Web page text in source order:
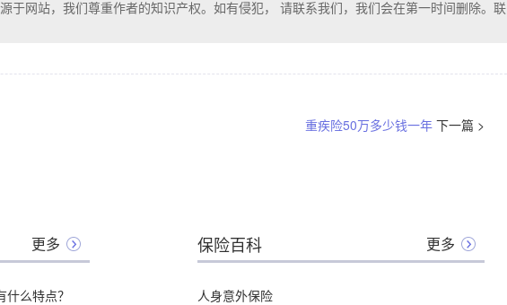
于网站，我们尊重作者的知识产权。如有侵犯， 请联系我们，我们会在第一时间删除。联
重疾险50万多少钱一年 下一篇 >
更多
么特点？
保险百科 更多
人身意外保险